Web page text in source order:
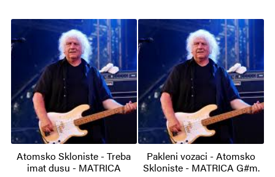
Atomsko Skloniste - Treba
imat dusu - MATRICA
Pakleni vozaci - Atomsko
Skloniste - MATRICA G#m.